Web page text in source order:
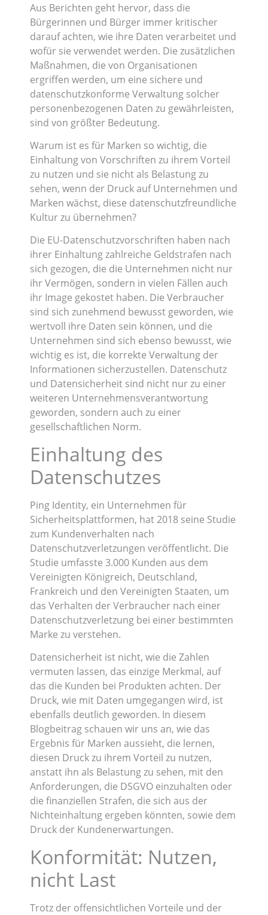
Aus Berichten geht hervor, dass die
Bürgerinnen und Bürger immer kritischer
darauf achten, wie ihre Daten verarbeitet und
wofür sie verwendet werden. Die zusätzlichen
Maßnahmen, die von Organisationen
ergriffen werden, um eine sichere und
datenschutzkonforme Verwaltung solcher
personenbezogenen Daten zu gewährleisten,
sind von größter Bedeutung.
Warum ist es für Marken so wichtig, die
Einhaltung von Vorschriften zu ihrem Vorteil
zu nutzen und sie nicht als Belastung zu
sehen, wenn der Druck auf Unternehmen und
Marken wächst, diese datenschutzfreundliche
Kultur zu übernehmen?
Die EU-Datenschutzvorschriften haben nach
ihrer Einhaltung zahlreiche Geldstrafen nach
sich gezogen, die die Unternehmen nicht nur
ihr Vermögen, sondern in vielen Fällen auch
ihr Image gekostet haben. Die Verbraucher
sind sich zunehmend bewusst geworden, wie
wertvoll ihre Daten sein können, und die
Unternehmen sind sich ebenso bewusst, wie
wichtig es ist, die korrekte Verwaltung der
Informationen sicherzustellen. Datenschutz
und Datensicherheit sind nicht nur zu einer
weiteren Unternehmensverantwortung
geworden, sondern auch zu einer
gesellschaftlichen Norm.
Einhaltung des
Datenschutzes
Ping Identity, ein Unternehmen für
Sicherheitsplattformen, hat 2018 seine Studie
zum Kundenverhalten nach
Datenschutzverletzungen veröffentlicht. Die
Studie umfasste 3.000 Kunden aus dem
Vereinigten Königreich, Deutschland,
Frankreich und den Vereinigten Staaten, um
das Verhalten der Verbraucher nach einer
Datenschutzverletzung bei einer bestimmten
Marke zu verstehen.
Datensicherheit ist nicht, wie die Zahlen
vermuten lassen, das einzige Merkmal, auf
das die Kunden bei Produkten achten. Der
Druck, wie mit Daten umgegangen wird, ist
ebenfalls deutlich geworden. In diesem
Blogbeitrag schauen wir uns an, wie das
Ergebnis für Marken aussieht, die lernen,
diesen Druck zu ihrem Vorteil zu nutzen,
anstatt ihn als Belastung zu sehen, mit den
Anforderungen, die DSGVO einzuhalten oder
die finanziellen Strafen, die sich aus der
Nichteinhaltung ergeben könnten, sowie dem
Druck der Kundenerwartungen.
Konformität: Nutzen,
nicht Last
Trotz der offensichtlichen Vorteile und der